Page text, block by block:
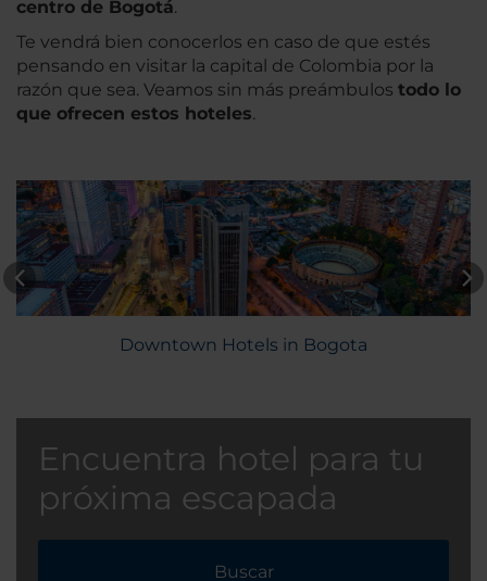
centro de Bogotá.
Te vendrá bien conocerlos en caso de que estés
pensando en visitar la capital de Colombia por la
razón que sea. Veamos sin más preámbulos todo lo
que ofrecen estos hoteles.
Downtown Hotels in Bogota
Encuentra hotel para tu
próxima escapada
Buscar